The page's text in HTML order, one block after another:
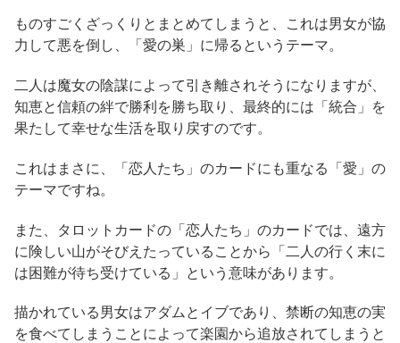
ものすごくざっくりとまとめてしまうと、これは男女が協
力して悪を倒し、「愛の巣」に帰るというテーマ。
二人は魔女の陰謀によって引き離されそうになりますが、
知恵と信頼の絆で勝利を勝ち取り、最終的には「統合」を
果たして幸せな生活を取り戻すのです。
これはまさに、「恋人たち」のカードにも重なる「愛」の
テーマですね。
また、タロットカードの「恋人たち」のカードでは、遠方
に険しい山がそびえたっていることから「二人の行く末に
は困難が待ち受けている」という意味があります。
描かれている男女はアダムとイブであり、禁断の知恵の実
を食べてしまうことによって楽園から追放されてしまうと